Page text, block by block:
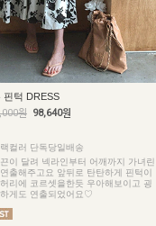
핀턱 DRESS
원 98,640원
컬러 단독당일배송
이 달려 넥라인부터 어깨까지 가녀린
출해주고요 앞뒤로 탄탄하게 핀턱이
리에 코르셋을한듯 우아해보이고 굉
게도 연출되었어요♡